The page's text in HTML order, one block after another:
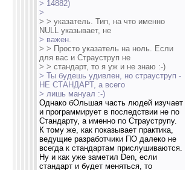
> 14882)
>
> > указатель. Тип, на что именно
NULL указывает, не
> важен.
> > Просто указатель на ноль. Если
для вас и Страуструп не
> > стандарт, то я уж и не знаю :-)
> Ты будешь удивлен, но страуструп -
НЕ СТАНДАРТ, а всего
> лишь мануал :-)
Однако бОльшая часть людей изучает
и программирует в последствии не по
Стандарту, а именно по Страуструпу.
К тому же, как показывает практика,
ведущие разработчики ПО далеко не
всегда к стандартам прислушиваются.
Ну и как уже заметил Den, если
стандарт и будет меняться, то